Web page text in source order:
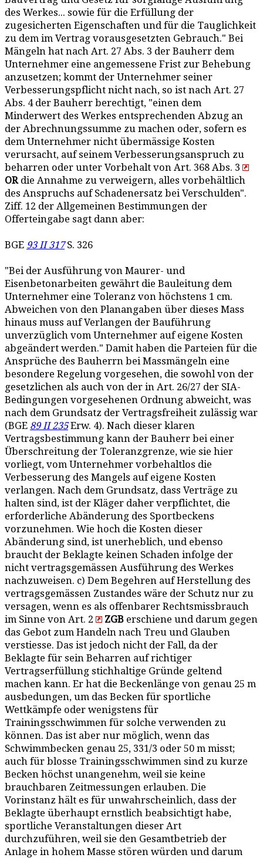
des Werkes... sowie für die Erfüllung der
zugesicherten Eigenschaften und für die Tauglichkeit
zu dem im Vertrag vorausgesetzten Gebrauch." Bei
Mängeln hat nach Art. 27 Abs. 3 der Bauherr dem
Unternehmer eine angemessene Frist zur Behebung
anzusetzen; kommt der Unternehmer seiner
Verbesserungspflicht nicht nach, so ist nach Art. 27
Abs. 4 der Bauherr berechtigt, "einen dem
Minderwert des Werkes entsprechenden Abzug an
der Abrechnungssumme zu machen oder, sofern es
dem Unternehmer nicht übermässige Kosten
verursacht, auf seinem Verbesserungsanspruch zu
beharren oder unter Vorbehalt von Art. 368 Abs. 3
ORdie Annahme zu verweigern, alles vorbehältlich
des Anspruchs auf Schadenersatz bei Verschulden".
Ziff. 12 der Allgemeinen Bestimmungen der
Offerteingabe sagt dann aber:
BGE 93 II 317S. 326
"Bei der Ausführung von Maurer- und
Eisenbetonarbeiten gewährt die Bauleitung dem
Unternehmer eine Toleranz von höchstens 1 cm.
Abweichen von den Planangaben über dieses Mass
hinaus muss auf Verlangen der Bauführung
unverzüglich vom Unternehmer auf eigene Kosten
abgeändert werden." Damit haben die Parteien für die
Ansprüche des Bauherrn bei Massmängeln eine
besondere Regelung vorgesehen, die sowohl von der
gesetzlichen als auch von der in Art. 26/27 der SIA-
Bedingungen vorgesehenen Ordnung abweicht, was
nach dem Grundsatz der Vertragsfreiheit zulässig war
(BGE 89 II 235Erw. 4). Nach dieser klaren
Vertragsbestimmung kann der Bauherr bei einer
Überschreitung der Toleranzgrenze, wie sie hier
vorliegt, vom Unternehmer vorbehaltlos die
Verbesserung des Mangels auf eigene Kosten
verlangen. Nach dem Grundsatz, dass Verträge zu
halten sind, ist der Kläger daher verpflichtet, die
erforderliche Abänderung des Sportbeckens
vorzunehmen. Wie hoch die Kosten dieser
Abänderung sind, ist unerheblich, und ebenso
braucht der Beklagte keinen Schaden infolge der
nicht vertragsgemässen Ausführung des Werkes
nachzuweisen. c) Dem Begehren auf Herstellung des
vertragsgemässen Zustandes wäre der Schutz nur zu
versagen, wenn es als offenbarer Rechtsmissbrauch
im Sinne von Art. 2
ZGB erschiene und darum gegen
das Gebot zum Handeln nach Treu und Glauben
verstiesse. Das ist jedoch nicht der Fall, da der
Beklagte für sein Beharren auf richtiger
Vertragserfüllung stichhaltige Gründe geltend
machen kann. Er hat die Beckenlänge von genau 25 m
ausbedungen, um das Becken für sportliche
Wettkämpfe oder wenigstens für
Trainingsschwimmen für solche verwenden zu
können. Das ist aber nur möglich, wenn das
Schwimmbecken genau 25, 331/3 oder 50 m misst;
auch für blosse Trainingsschwimmen sind zu kurze
Becken höchst unangenehm, weil sie keine
brauchbaren Zeitmessungen erlauben. Die
Vorinstanz hält es für unwahrscheinlich, dass der
Beklagte überhaupt ernstlich beabsichtigt habe,
sportliche Veranstaltungen dieser Art
durchzuführen, weil sie den Gesamtbetrieb der
Anlage in hohem Masse stören würden und darum